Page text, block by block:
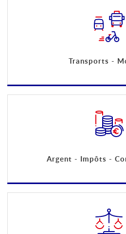
Transports -
Argent - Impôts -